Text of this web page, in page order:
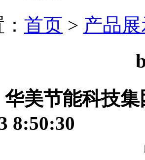
首页 > 产品
美节能科技
8:50:30